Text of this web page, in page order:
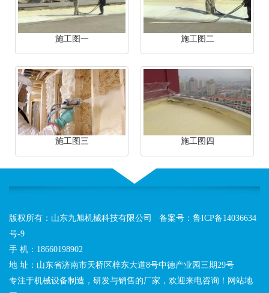
施工图一 施工图二
施工图三 施工图四
版权所有：山东九旭机械科技有限公司 备案号： 鲁ICP备14036634
号-9
手 机：18660198902
地 址：山东省济南市天桥区梓东大道8号中德产业园三期29号
专注于机械设备制造，研发与销售的厂家，欢迎来电咨询！网站地